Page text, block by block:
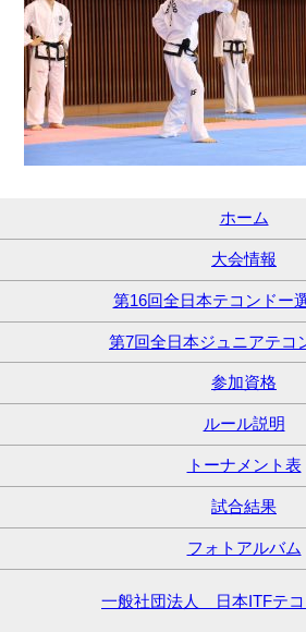
ホーム
大会情報
第16回全日本テコンドー
第7回全日本ジュニアテコ
参加資格
ルール説明
トーナメント表
試合結果
フォトアルバム
一般社団法人 日本ITFテコ